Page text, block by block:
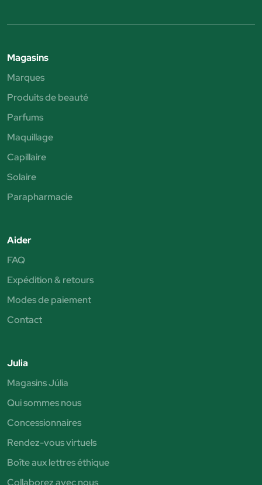
Magasins
Marques
Produits de beauté
Parfums
Maquillage
Capillaire
Solaire
Parapharmacie
Aider
FAQ
Expédition & retours
Modes de paiement
Contact
Julia
Magasins Júlia
Qui sommes nous
Concessionnaires
Rendez-vous virtuels
Boîte aux lettres éthique
Collaborez avec nous